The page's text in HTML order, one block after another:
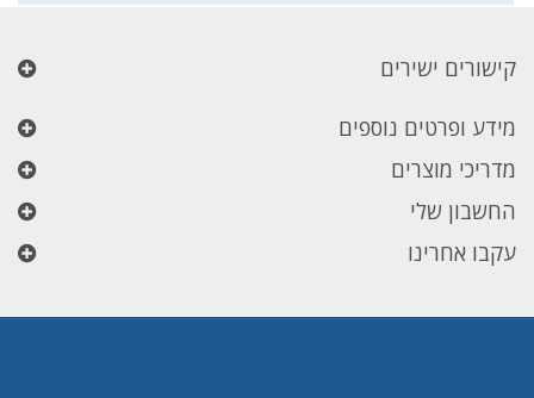
קישורים ישירים
מידע ופרטים נוספים
מדריכי מוצרים
החשבון שלי
עקבו אחרינו